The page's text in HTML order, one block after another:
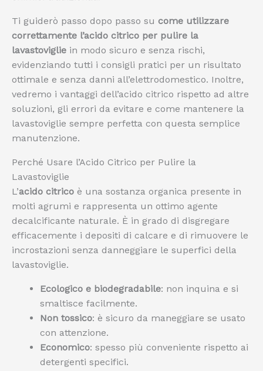
Ti guiderò passo dopo passo su come utilizzare
correttamente l’acido citrico per pulire la
lavastoviglie in modo sicuro e senza rischi,
evidenziando tutti i consigli pratici per un risultato
ottimale e senza danni all’elettrodomestico. Inoltre,
vedremo i vantaggi dell’acido citrico rispetto ad altre
soluzioni, gli errori da evitare e come mantenere la
lavastoviglie sempre perfetta con questa semplice
manutenzione.
Perché Usare l’Acido Citrico per Pulire la
Lavastoviglie
L’acido citrico è una sostanza organica presente in
molti agrumi e rappresenta un ottimo agente
decalcificante naturale. È in grado di disgregare
efficacemente i depositi di calcare e di rimuovere le
incrostazioni senza danneggiare le superfici della
lavastoviglie.
Ecologico e biodegradabile: non inquina e si
smaltisce facilmente.
Non tossico: è sicuro da maneggiare se usato
con attenzione.
Economico: spesso più conveniente rispetto ai
detergenti specifici.